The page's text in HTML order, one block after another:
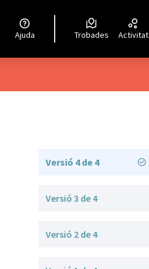
Ajuda Trobades Activitat
Versió 4 de 4
Versió 3 de 4
Versió 2 de 4